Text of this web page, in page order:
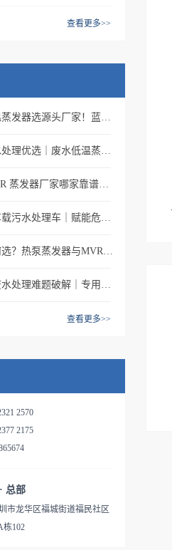
（单位：mm）最小安装面
、自分析，在线对控制参数
时，仍保持最佳性能。经济
凝水可回用到工艺中或经过简
，可获得高品质的蒸馏水：
置后处理装置，可直接排
只有原污液的1%~15%。灵
紧凑，占地面积小，无需土
：无需额外热源，无抽吸水
命30000到50000小时。友好
人机交互设计：融入最新的
络技术，让您能通过智能终
甚至无需到达现场就可以完成
控。失效安全与冗余设计：
用的安全电路和阀门，确保
300L/h 年处理能力1800m³/y
单位：mm）最小安装面
器是机械式蒸汽再压缩技术
recompression ）的简称，
产生的二次蒸汽的能量，从
能技术，广泛应用于溶液的
汽的回收等工艺过程中。由
热，单位能耗大大降低，蒸
蒸发降低了80%多。系统只需
摆脱了对蒸汽锅炉，甚至电
热装置的依赖，不需要外界
汽、锅炉、煤和冷却水，减
了〖SO〗_2、〖CO〗_2的
放，减少了粉尘和固体废渣
排放。蒸发产生的蒸馏水，
中，大大降低的废水的排放
1000L/h 年处理能力
y单位能耗：50kWh/m³
寸（L*B*H）：
）最小安装面积：50㎡ 应
压缩蒸发是将水蒸汽通过蒸
发器，在蒸发器释放出 潜热
后与原水进行换热后冷凝成
体物质的污水进蒸发器底部
。该工艺全部利用机械压缩
不需要外部蒸汽的补给，系
独立性强。MVR蒸发器用于
面处理废水、含油污水处
水质要求。以浓缩工业污水处
为例：首先将工业废水沿着
道进入预热器，通过预热
查看更多>>
热泵低温蒸发器选源头厂家！蓝石低温热泵蒸发器解决中小企业废液处置难题
工业废水处理优选｜废水低温蒸发器 节能型工业废水蒸发器设备厂家
深圳 MVR 蒸发器厂家哪家靠谱？深圳市蓝石环保 MVR 蒸发器，详解 MVR 蒸发器工作原理
定制化车载污水处理车｜赋能危废处置公司，抢占中小水量废水服务市场
工况如何选？热泵蒸发器与MVR蒸发设备精准适配方案
切削液废水处理难题破解｜专用低温蒸发设备高效减量合规
查看更多>>
2570
2175
总部
市龙华区福城街道福民社区
栋102